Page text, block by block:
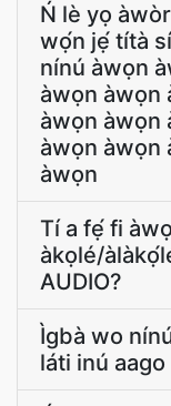
Ń lè yọ
wọ́n jẹ́ títà
nínú àwọn
àwọn àwọn
àwọn àwọn
àwọn àwọn
àwọn
Tí a fẹ́ fi
àkọlé/
AUDIO?
Ìgbà wo
láti inú aago